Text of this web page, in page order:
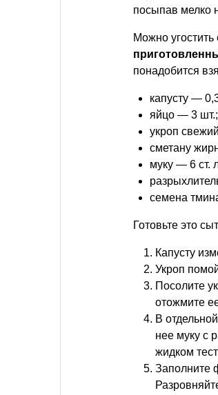
посыпав мелко
Можно
понадобится
капусту —
яйцо — 3 шт.;
укроп
сметану
муку — 6 ст.
семена
Готовьте это
Капусту
Укроп
Посолите
отожмите
В
нее муку с
жидком
Заполните